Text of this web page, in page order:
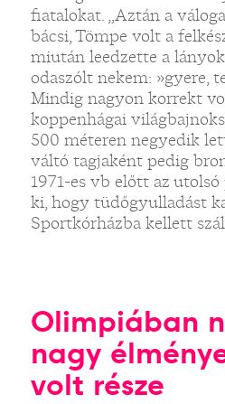
fiatalokat. „Aztán a
bácsi, Tömpe volt a
miután leedzette a
odaszólt nekem: »gyere,
Mindig nagyon korrekt
koppenhágai
500 méteren negyedik
váltó tagjaként pedig
1971-es vb előtt az
ki, hogy tüdőgyulladást
Sportkórházba kellett
Olimpiában
nagy
volt része